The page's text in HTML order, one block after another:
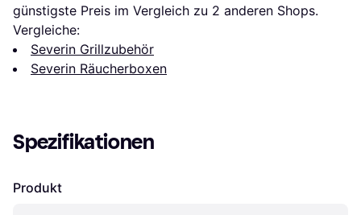
günstigste Preis im Vergleich zu 2 anderen Shops.
Vergleiche:
Severin Grillzubehör
Severin Räucherboxen
Spezifikationen
Produkt